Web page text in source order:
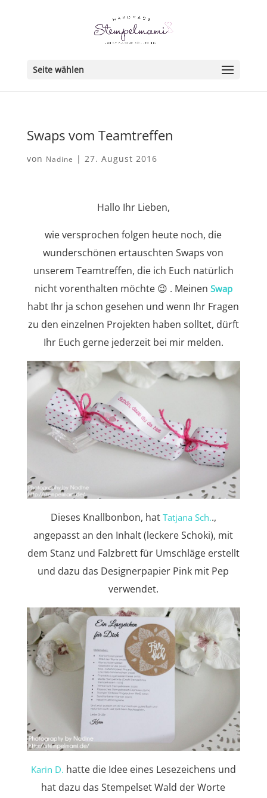
Seite wählen
Swaps vom Teamtreffen
von Nadine | 27. August 2016
Hallo Ihr Lieben,
wie versprochen folgen heute noch, die
wunderschönen ertauschten Swaps von
unserem Teamtreffen, die ich Euch natürlich
nicht vorenthalten möchte 😉 . Meinen Swap
habt Ihr ja schon gesehen und wenn Ihr Fragen
zu den einzelnen Projekten haben solltet, dürft
Ihr Euch gerne jederzeit bei mir melden.
Dieses Knallbonbon, hat Tatjana Sch..,
angepasst an den Inhalt (leckere Schoki), mit
dem Stanz und Falzbrett für Umschläge erstellt
und dazu das Designerpapier Pink mit Pep
verwendet.
Karin D. hatte die Idee eines Lesezeichens und
hat dazu das Stempelset Wald der Worte